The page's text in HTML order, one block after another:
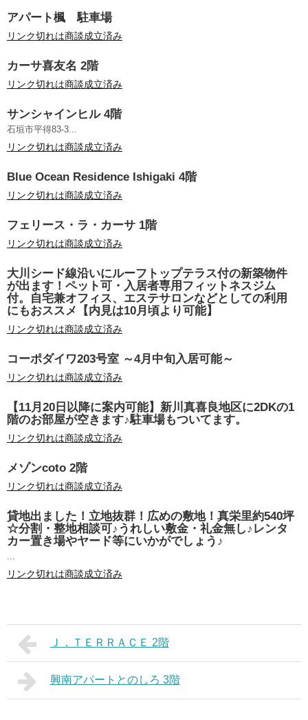
アパート楓 駐車場
リンク切れは商談成立済み
カーサ喜友名 2階
リンク切れは商談成立済み
サンシャインヒル 4階
石垣市平得83-3...
リンク切れは商談成立済み
Blue Ocean Residence Ishigaki 4階
リンク切れは商談成立済み
フェリース・ラ・カーサ 1階
リンク切れは商談成立済み
大川シード線沿いにルーフトップテラス付の新築物件
が出ます！ペット可・入居者専用フィットネスジム
付。自宅兼オフィス、エステサロンなどとしての利用
にもおススメ【内見は10月頃より可能】
リンク切れは商談成立済み
コーポダイワ203号室 ～4月中旬入居可能～
リンク切れは商談成立済み
【11月20日以降に案内可能】新川真喜良地区に2DKの1
階のお部屋が空きます♪駐車場もついてます。
リンク切れは商談成立済み
メゾンcoto 2階
リンク切れは商談成立済み
貸地出ました！立地抜群！広めの敷地！真栄里約540坪
☆分割・整地相談可♪うれしい敷金・礼金無し♪レンタ
カー置き場やヤード等にいかがでしょう♪
...
リンク切れは商談成立済み
Ｊ．ＴＥＲＲＡＣＥ 2階
興南アパートとのしろ 3階